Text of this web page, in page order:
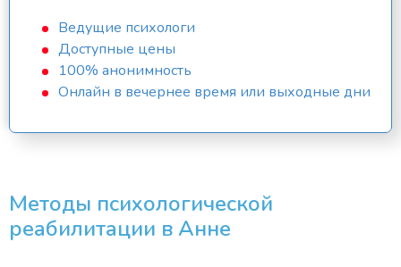
Ведущие психологи
Доступные цены
100% анонимность
Онлайн в вечернее время или выходные дни
Методы психологической
реабилитации в Анне